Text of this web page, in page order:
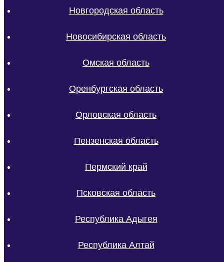
Новгородская область
Новосибирская область
Омская область
Оренбургская область
Орловская область
Пензенская область
Пермский край
Псковская область
Республика Адыгея
Республика Алтай